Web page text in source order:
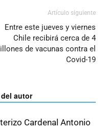
Artículo siguiente
Entre este jueves y viernes
Chile recibirá cerca de 4
de vacunas contra el
Covid-19
del autor
Cardenal Antonio